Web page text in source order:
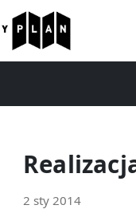
2 sty 2014